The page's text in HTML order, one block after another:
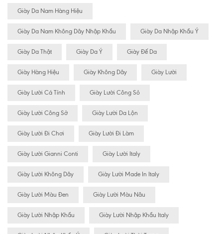
Giày Da Nam Hàng Hiệu
Giày Da Nam Không Dây Nhập Khẩu Giày Da Nhập Khẩu Ý
Giày Da Thật Giày Da Ý Giày Đế Da
Giày Hàng Hiệu Giày Không Dây Giày Lười
Giày Lười Cá Tính Giày Lười Công Sỏ
Giày Lười Công Sở Giày Lười Da Lộn
Giày Lười Đi Chơi Giày Lười Đi Làm
Giày Lười Gianni Conti Giày Lười Italy
Giày Lười Không Dây Giày Lười Made In Italy
Giày Lười Màu Đen Giày Lười Màu Nâu
Giày Lười Nhập Khẩu Giày Lười Nhập Khẩu Italy